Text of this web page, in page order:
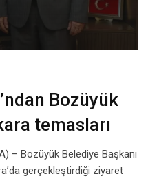
Bozüyük
temasları
– Bozüyük Belediye Başkanı
gerçekleştirdiği ziyaret